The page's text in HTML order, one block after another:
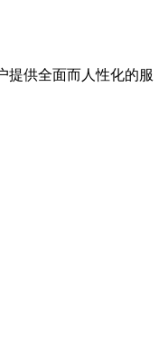
提供全面而人性化的服